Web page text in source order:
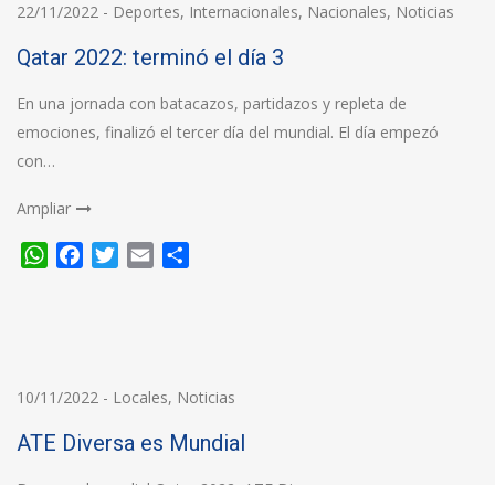
22/11/2022 - Deportes, Internacionales, Nacionales, Noticias
Qatar 2022: terminó el día 3
En una jornada con batacazos, partidazos y repleta de
emociones, finalizó el tercer día del mundial. El día empezó
con…
Ampliar
WhatsApp
FacebookTwitter
Email
10/11/2022 - Locales, Noticias
ATE Diversa es Mundial